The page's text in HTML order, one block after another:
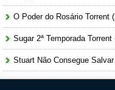
O Poder do Rosário Torrent
Sugar 2ª Temporada
Stuart Não Consegue Salvar o